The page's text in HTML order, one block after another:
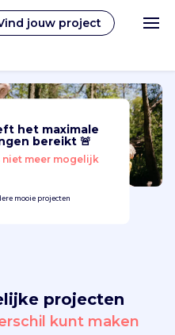
jouw project
het maximale
bereikt 🚨
niet meer mogelijk
mooie projecten
projecten
kunt maken